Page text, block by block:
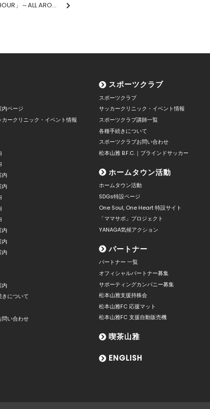
7/11（木）FM長野「MAGIC HOUR」～ALL AROUND THE GANS～
内ページ
ークリニック・イベント情報
内
きについて
問い合わせ
スポーツクラブ
スポーツクラブ
サッカークリニック・イベント情報
スポーツクラブ講師一覧
各種手続きについて
スポーツクラブお問い合わせ
松本山雅 B.F.C.｜ブラインドサッカー
ホームタウン活動
ホームタウン活動
SDGs特設ページ
One Soul, One Heart 特設サイト
「ママサポ」プロジェクト
YANAGA気候アクション
パートナー
パートナー 一覧
オフィシャルパートナー募集
サポーティングカンパニー募集
松本山雅支援持株会
松本山雅FC 応援マット
松本山雅FC 支援自動販売機
喫茶山雅
ENGLISH